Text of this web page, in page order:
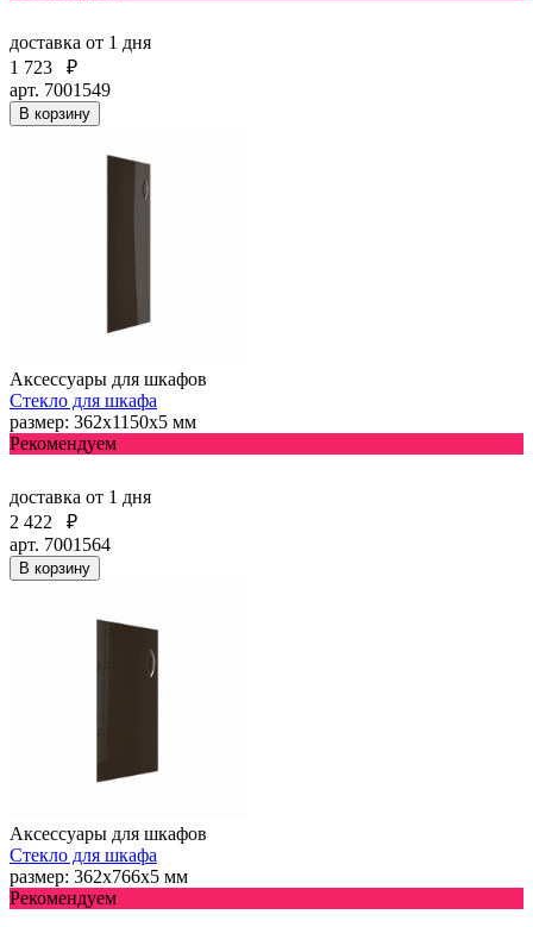
доставка от 1 дня
1 723
₽
арт. 7001549
В корзину
Аксессуары для шкафов
Стекло для шкафа
размер: 362х1150х5 мм
Рекомендуем
доставка от 1 дня
2 422
₽
арт. 7001564
В корзину
Аксессуары для шкафов
Стекло для шкафа
размер: 362х766х5 мм
Рекомендуем